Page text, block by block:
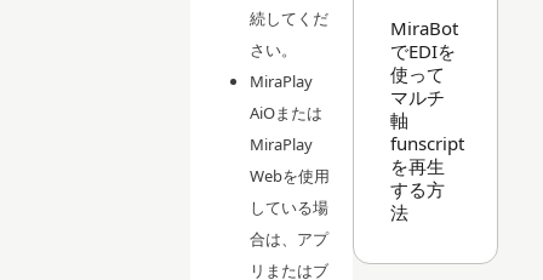
続してくだ
さい。
MiraPlay
AiOまたは
MiraPlay
Webを使用
している場
合は、アプ
リまたはブ
MiraBot
でEDIを
使って
マルチ
軸
funscript
を再生
する方
法